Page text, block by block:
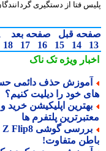
فتا از دستگیری گردانندگان
قبل صفحه بعد 1
14
15
16
17
18
19
ویژهتک ناک
حذف دائمی حساب
خود را دیلیت کنیم؟
اپلیکیشن خرید و
پلتفرم ها
متفاوت!